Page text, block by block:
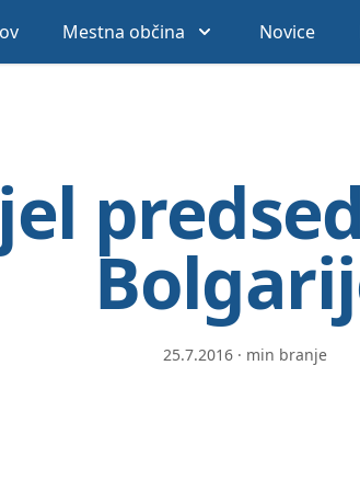
Mestna občina Novice
25.7.2016 · min branje